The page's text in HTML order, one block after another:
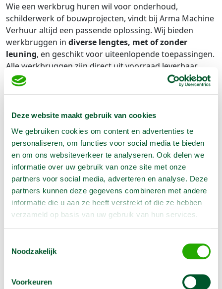
Deze website maakt gebruik van cookies
We gebruiken cookies om content en advertenties te
personaliseren, om functies voor social media te bieden
en om ons websiteverkeer te analyseren. Ook delen we
informatie over uw gebruik van onze site met onze
partners voor social media, adverteren en analyse. Deze
partners kunnen deze gegevens combineren met andere
informatie die u aan ze heeft verstrekt of die ze hebben
verzameld op basis van uw gebruik van hun services.
Noodzakelijk
Voorkeuren
Wie een werkbrug huren wil voor onderhoud,
schilderwerk of bouwprojecten, vindt bij Arma Machine
Verhuur altijd een passende oplossing. Wij bieden
werkbruggen in diverse lengtes, met of zonder
leuning, en geschikt voor uiteenlopende toepassingen.
Alle werkbruggen zijn direct uit voorraad leverbaar,
zodat u nooit hoeft te wachten.
Onze machines worden jaarlijks gekeurd volgens de
bovendien deskundig advies van ons ervaren team. Zo
weet u zeker dat u precies de juiste werkbrug kiest
voor uw klus, praktisch,veilig en voordelig.
Een werkbrug huren bij Arma
Machine Verhuur: gemak en
service in één
Bij Arma profiteert u van korte lijnen, snelle
ook buiten openingstijden mogelijk via onze handige
nachtkluis. Zo blijft uw planning altijd op schema. Ook
bij spoed of onverwachte situaties kunt u rekenen op
onze 24-uursservice.